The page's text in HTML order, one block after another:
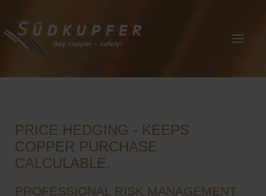
PRICE HEDGING - KEEPS
COPPER PURCHASE
CALCULABLE.
PROFESSIONAL RISK MANAGEMENT